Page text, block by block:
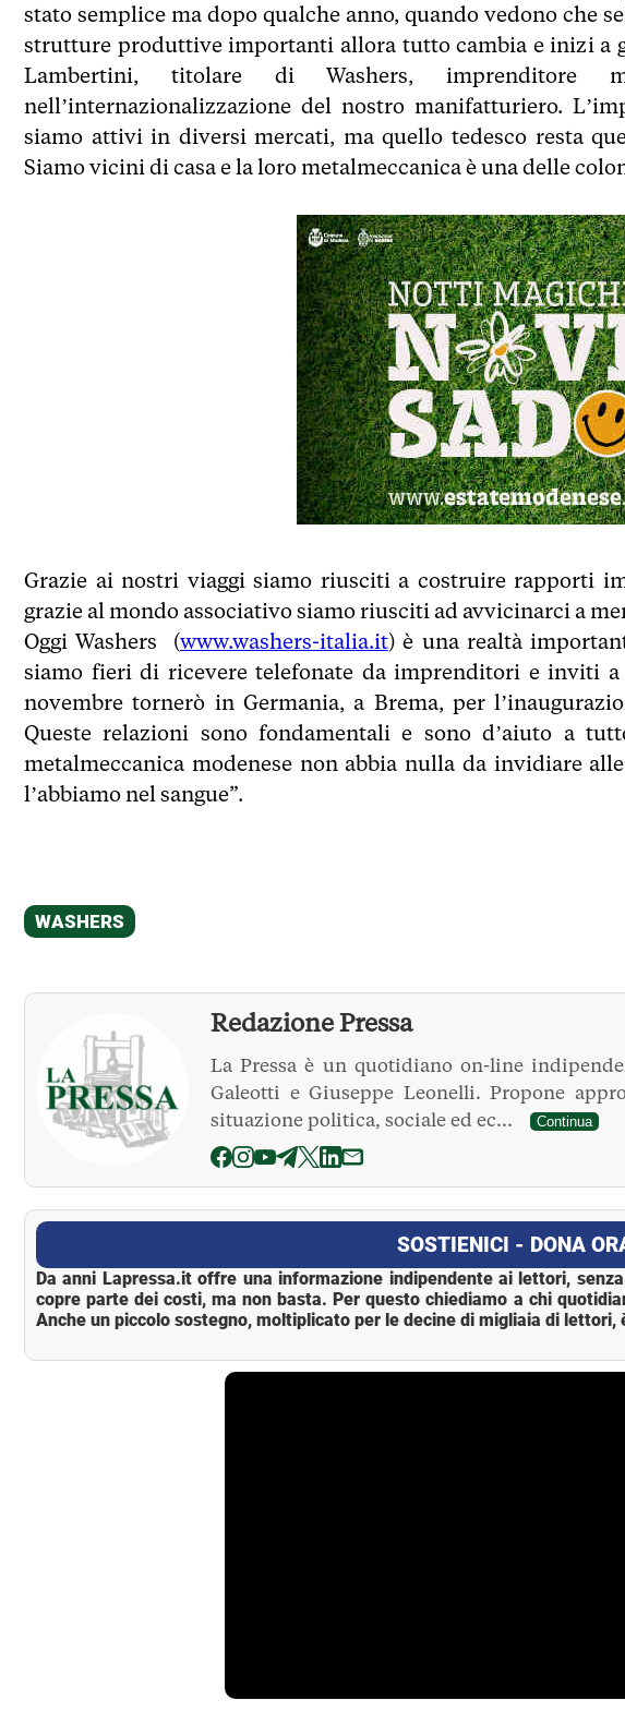
stato semplice ma dopo qualche anno, quando vedono che
strutture produttive importanti allora tutto cambia e inizi a
Lambertini, titolare di Washers, imprenditore
nell’internazionalizzazione del nostro manifatturiero.
siamo attivi in diversi mercati, ma quello tedesco resta
Siamo vicini di casa e la loro metalmeccanica è una delle
Grazie ai nostri viaggi siamo riusciti a costruire rapporti
grazie al mondo associativo siamo riusciti ad avvicinarci a
Oggi Washers (www.washers-italia.it) è una realtà
siamo fieri di ricevere telefonate da imprenditori e inviti
novembre tornerò in Germania, a Brema, per
Queste relazioni sono fondamentali e sono d’aiuto a
metalmeccanica modenese non abbia nulla da invidiare
l’abbiamo nel sangue”.
Redazione Pressa
La Pressa è un quotidiano on-line
Galeotti e Giuseppe Leonelli. Propone
situazione politica, sociale ed ec...
Continua
La Pressa
SOSTIENICI - DONA
Da anni Lapressa.it offre una informazione indipendente ai lettori,
copre parte dei costi, ma non basta. Per questo chiediamo a chi
Anche un piccolo sostegno, moltiplicato per le decine di migliaia di lettori,